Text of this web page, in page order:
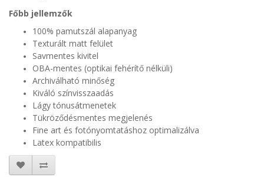
Főbb jellemzők
100% pamutszál alapanyag
Texturált matt felület
Savmentes kivitel
OBA-mentes (optikai fehérítő nélküli)
Archiválható minőség
Kiváló színvisszaadás
Lágy tónusátmenetek
Tükröződésmentes megjelenés
Fine art és fotónyomtatáshoz optimalizálva
Latex kompatibilis